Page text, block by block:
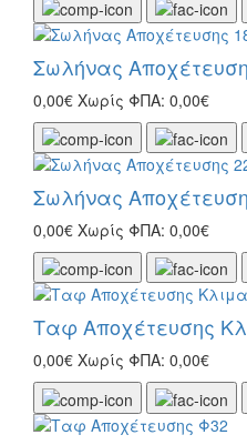
Σωλήνας
0,00€ Χωρίς ΦΠΑ: 0,00€
Σωλήνας
0,00€ Χωρίς ΦΠΑ: 0,00€
Ταφ Αποχέτευσης
0,00€ Χωρίς ΦΠΑ: 0,00€